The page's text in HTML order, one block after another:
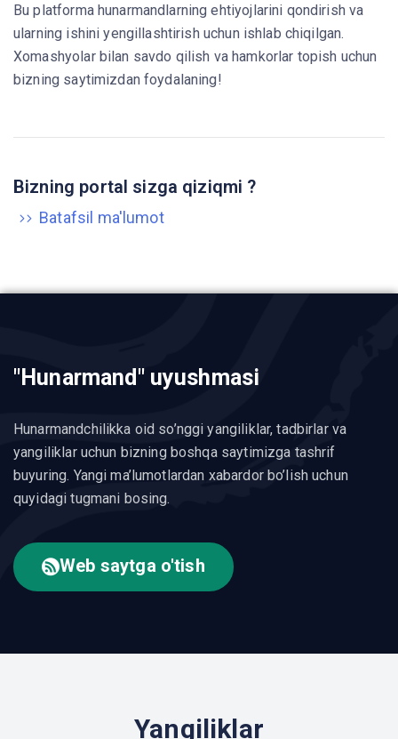
Bu platforma hunarmandlarning ehtiyojlarini qondirish va
ularning ishini yengillashtirish uchun ishlab chiqilgan.
Xomashyolar bilan savdo qilish va hamkorlar topish uchun
bizning saytimizdan foydalaning!
Bizning portal sizga qiziqmi ?
Batafsil ma'lumot
"Hunarmand" uyushmasi
Hunarmandchilikka oid so’nggi yangiliklar, tadbirlar va
yangiliklar uchun bizning boshqa saytimizga tashrif
buyuring. Yangi ma’lumotlardan xabardor bo’lish uchun
quyidagi tugmani bosing.
Web saytga o'tish
Yangiliklar